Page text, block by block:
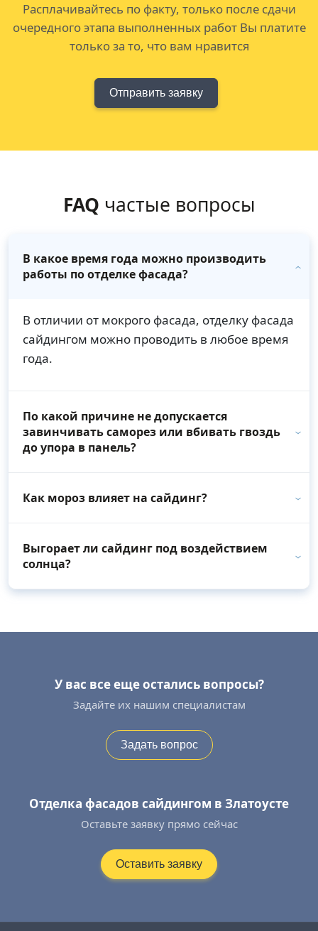
Расплачивайтесь по факту, только после сдачи
очередного этапа выполненных работ Вы платите
только за то, что вам нравится
Отправить заявку
FAQ частые вопросы
В какое время года можно производить
работы по отделке фасада?
В отличии от мокрого фасада, отделку фасада
сайдингом можно проводить в любое время
года.
По какой причине не допускается
завинчивать саморез или вбивать гвоздь
до упора в панель?
Как мороз влияет на сайдинг?
Выгорает ли сайдинг под воздействием
солнца?
У вас все еще остались вопросы?
Задайте их нашим специалистам
Задать вопрос
Отделка фасадов сайдингом в Златоусте
Оставьте заявку прямо сейчас
Оставить заявку